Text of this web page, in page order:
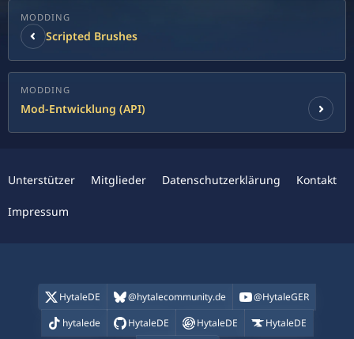
MODDING
Scripted Brushes
MODDING
Mod-Entwicklung (API)
Unterstützer Mitglieder Datenschutzerklärung Kontakt
Impressum
HytaleDE @hytalecommunity.de
@HytaleGER
hytalede
HytaleDE HytaleDE HytaleDE